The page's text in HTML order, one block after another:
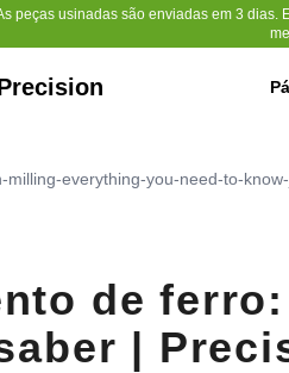
peças usinadas são enviadas em 3 dias.
milling-everything-you-need-to-
de
|